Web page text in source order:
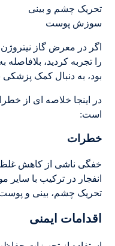
تحریک چشم و بینی
سوزش پوست
اگر در معرض گاز نیتروژن
را تجربه کردید، بلافاصله
بود، به دنبال کمک پزشکی
در اینجا خلاصه ای از
است:
خطرات
خفگی ناشی از کاهش
انفجار در ترکیب با سایر
تحریک چشم، بینی و
اقدامات ایمنی